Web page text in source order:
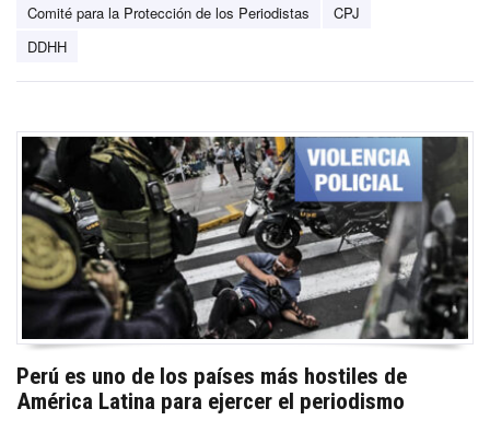
Comité para la Protección de los Periodistas
CPJ‎‎
DDHH
Perú es uno de los países más hostiles de
América Latina para ejercer el periodismo